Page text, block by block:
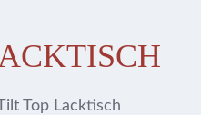
Top Lacktisch